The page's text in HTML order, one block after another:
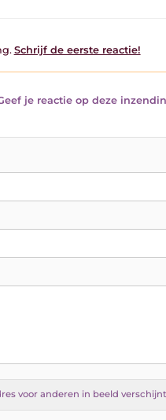
Schrijf de eerste reactie!
je reactie op deze
voor anderen in beeld verschijnt